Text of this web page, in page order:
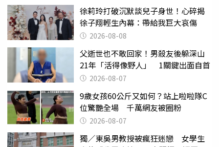
徐莉玲打破沉默談兒子身世！心碎揭
徐子翔輕生內幕：帶給我巨大哀傷
2026-08-08
父逝世也不敢回家！男殺友後躲深山
21年「活得像野人」 1關鍵出面自首
2026-08-07
9歲女孩60公斤又如何？站上啦啦隊C
位驚艷全場 千萬網友被圈粉
2026-08-07
獨／東吳男教授被瘋狂迷戀 女學生